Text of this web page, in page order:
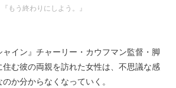
『もう終わりにしよう。』
ャイン』チャーリー・カウフマン監督・脚
む彼の両親を訪れた女性は、不思議な感
か分からなくなっていく。